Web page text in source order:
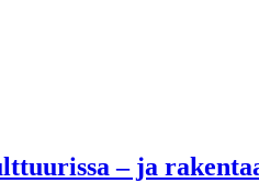
– ja